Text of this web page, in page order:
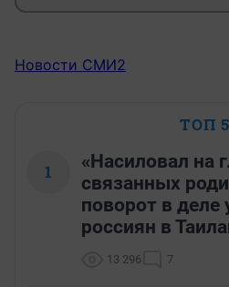
Новости СМИ2
ТОП 5
1
«Насиловал на
связанных
поворот в деле
россиян в
13 296 7